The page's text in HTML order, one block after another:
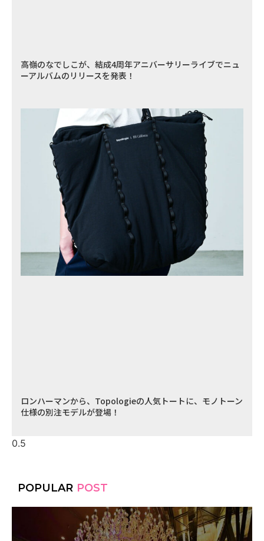
高嶺のなでしこが、結成4周年アニバーサリーライブでニュ
ーアルバムのリリースを発表！
ロンハーマンから、Topologieの人気トートに、モノトーン
仕様の別注モデルが登場！
POPULAR POST